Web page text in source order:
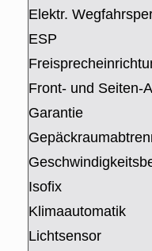
Elektr.
ESP
Front- und Seiten-
Garantie
Isofix
Klimaautomatik
Lichtsensor